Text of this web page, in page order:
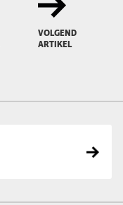
VOLGEND
ARTIKEL